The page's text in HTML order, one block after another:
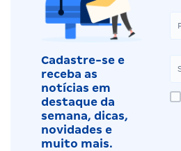
Cadastre-se e
receba as
notícias em
destaque da
semana, dicas,
novidades e
muito mais.